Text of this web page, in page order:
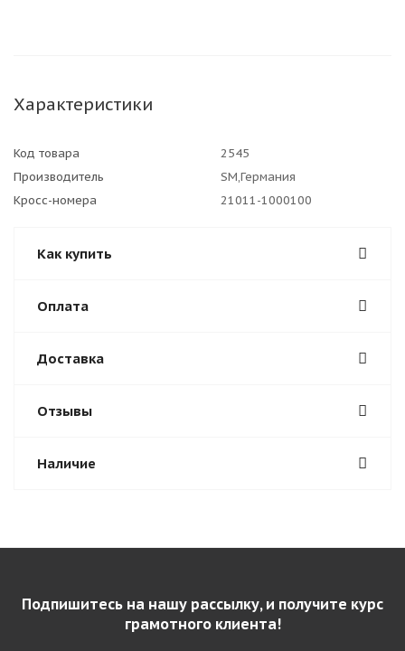
Характеристики
Код товара
2545
Производитель
SM,Германия
Кросс-номера
21011-1000100
Как купить
Оплата
Доставка
Отзывы
Наличие
Подпишитесь на нашу рассылку, и получите курс
грамотного клиента!